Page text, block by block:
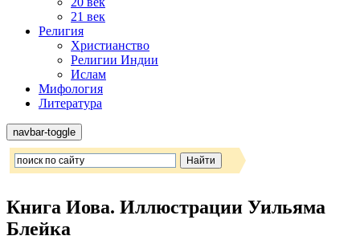
21 век
Религия
Христианство
Религии Индии
Ислам
Мифология
Литература
navbar-toggle
Книга Иова. Иллюстрации Уильяма
Блейка